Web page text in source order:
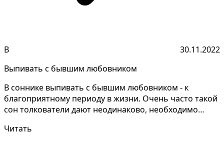
В
30.11.2022
Выпивать с бывшим любовником
В соннике выпивать с бывшим любовником - к
благоприятному периоду в жизни. Очень часто такой
сон толкователи дают неодинаково, необходимо
Читать